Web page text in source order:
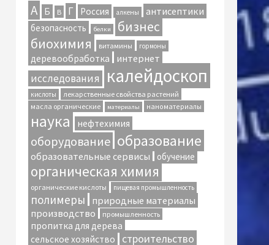
А Б В Г Россия алкены антисептики
безопасность белки бизнес
биохимия витамины гормоны
деревообработка интернет
исследования калейдоскоп
кислоты
лекарственные свойства растений
масла органические
материалы наноматериалы
наука нефтехимия
оборудование образование
образовательные сервисы обучение
органическая химия
органические кислоты пищевая промышленность
полимеры
природные материалы
производство
промышленность
пропитка для дерева
сельское хозяйство
строительство